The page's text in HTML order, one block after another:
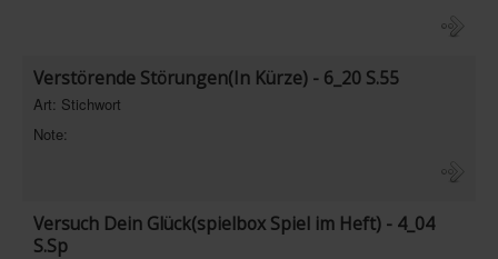
Verstörende Störungen(In Kürze) - 6_20 S.55
Art: Stichwort
Note:
Versuch Dein Glück(spielbox Spiel im Heft) - 4_04
S.Sp